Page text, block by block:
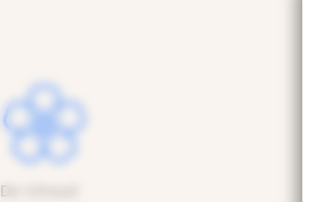
De inhoud